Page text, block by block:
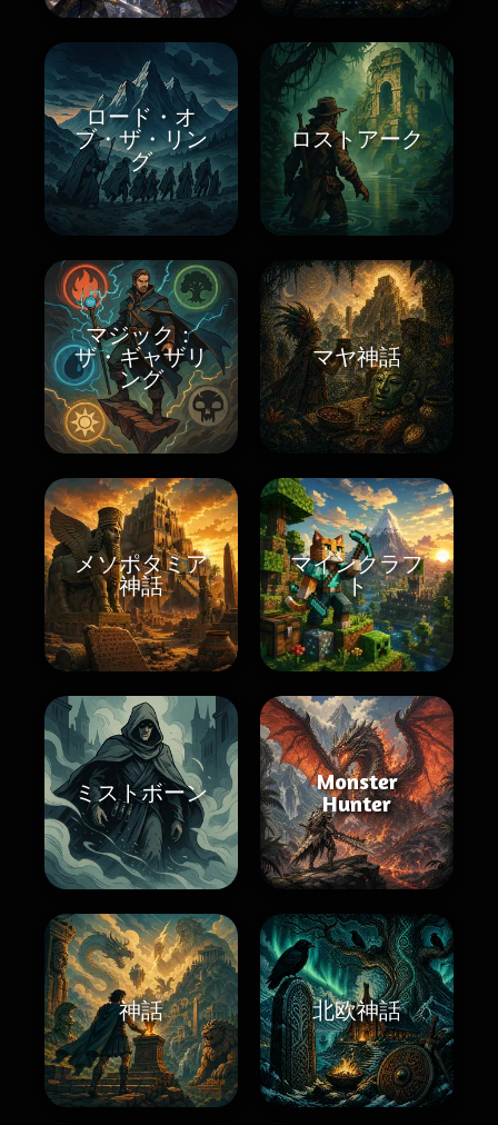
ロード・オ
ブ・ザ・リン
グ
ロストアーク
マジック：
ザ・ギャザリ
ング
マヤ神話
メソポタミア
神話
マインクラフ
ト
ミストボーン
Monster
Hunter
神話 北欧神話